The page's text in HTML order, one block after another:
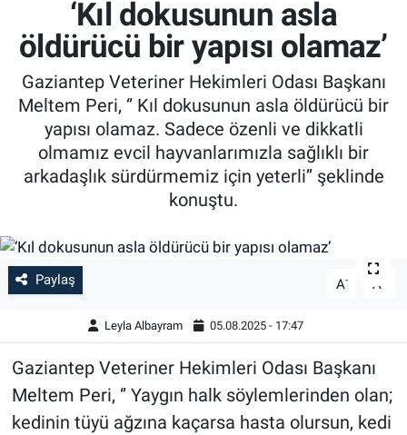
‘Kıl dokusunun asla
öldürücü bir yapısı olamaz’
Gaziantep Veteriner Hekimleri Odası Başkanı
Meltem Peri, ‘’ Kıl dokusunun asla öldürücü bir
yapısı olamaz. Sadece özenli ve dikkatli
olmamız evcil hayvanlarımızla sağlıklı bir
arkadaşlık sürdürmemiz için yeterli’’ şeklinde
konuştu.
Paylaş A- A
Leyla Albayram 05.08.2025 - 17:47
Gaziantep Veteriner Hekimleri Odası Başkanı
Meltem Peri, ‘’ Yaygın halk söylemlerinden olan;
kedinin tüyü ağzına kaçarsa hasta olursun, kedi
SPOR
ASAYİŞ
EĞİTİM
KÜLTÜR - SANAT
Tüm Manşetler
Son Dakika Haberleri
Haber Arşivi